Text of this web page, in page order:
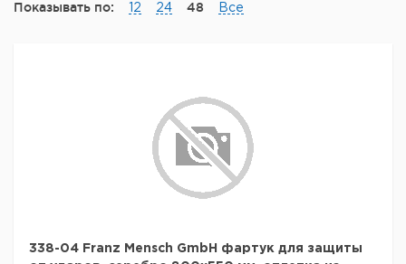
Показывать по: 12 24 48 Все
338-04 Franz Mensch GmbH фартук для защиты